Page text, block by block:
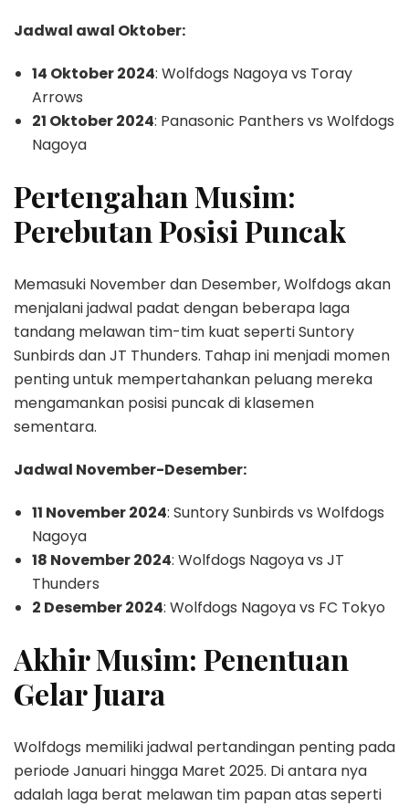
Jadwal awal Oktober:
14 Oktober 2024: Wolfdogs Nagoya vs Toray
Arrows
21 Oktober 2024: Panasonic Panthers vs Wolfdogs
Nagoya
Pertengahan Musim:
Perebutan Posisi Puncak
Memasuki November dan Desember, Wolfdogs akan
menjalani jadwal padat dengan beberapa laga
tandang melawan tim-tim kuat seperti Suntory
Sunbirds dan JT Thunders. Tahap ini menjadi momen
penting untuk mempertahankan peluang mereka
mengamankan posisi puncak di klasemen
sementara.
Jadwal November-Desember:
11 November 2024: Suntory Sunbirds vs Wolfdogs
Nagoya
18 November 2024: Wolfdogs Nagoya vs JT
Thunders
2 Desember 2024: Wolfdogs Nagoya vs FC Tokyo
Akhir Musim: Penentuan
Gelar Juara
Wolfdogs memiliki jadwal pertandingan penting pada
periode Januari hingga Maret 2025. Di antara nya
adalah laga berat melawan tim papan atas seperti